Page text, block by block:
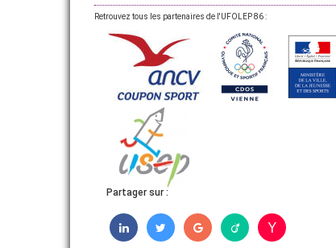
VIE ASSOCIATIVE
SPORTS EDUCATION
SPORT SOCIÉTÉ
FORMATIONS
COMMUNICATION
Retrouvez tous les partenaires de l'UFOLEP 86 :
Partager sur :